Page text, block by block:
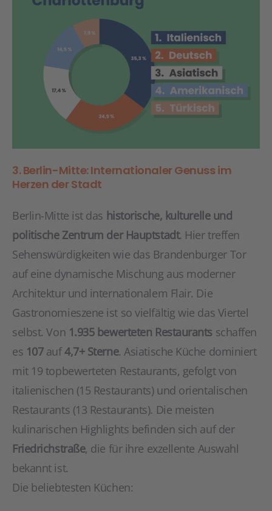
3. Berlin-Mitte: Internationaler Genuss im
Herzen der Stadt
Berlin-Mitte ist das historische, kulturelle und
politische Zentrum der Hauptstadt. Hier treffen
Sehenswürdigkeiten wie das Brandenburger Tor
auf eine dynamische Mischung aus moderner
Architektur und internationalem Flair. Die
Gastronomieszene ist so vielfältig wie das Viertel
selbst. Von 1.935 bewerteten Restaurants schaffen
es 107auf4,7+ Sterne. Asiatische Küche dominiert
mit 19 topbewerteten Restaurants, gefolgt von
italienischen (15 Restaurants) und orientalischen
Restaurants (13 Restaurants). Die meisten
kulinarischen Highlights befinden sich auf der
Friedrichstraße, die für ihre exzellente Auswahl
bekannt ist.
Die beliebtesten Küchen: